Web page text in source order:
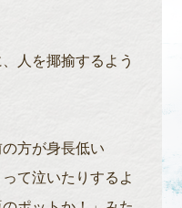
人を揶揄するよう
の方が身長低い
て泣いたりするよ